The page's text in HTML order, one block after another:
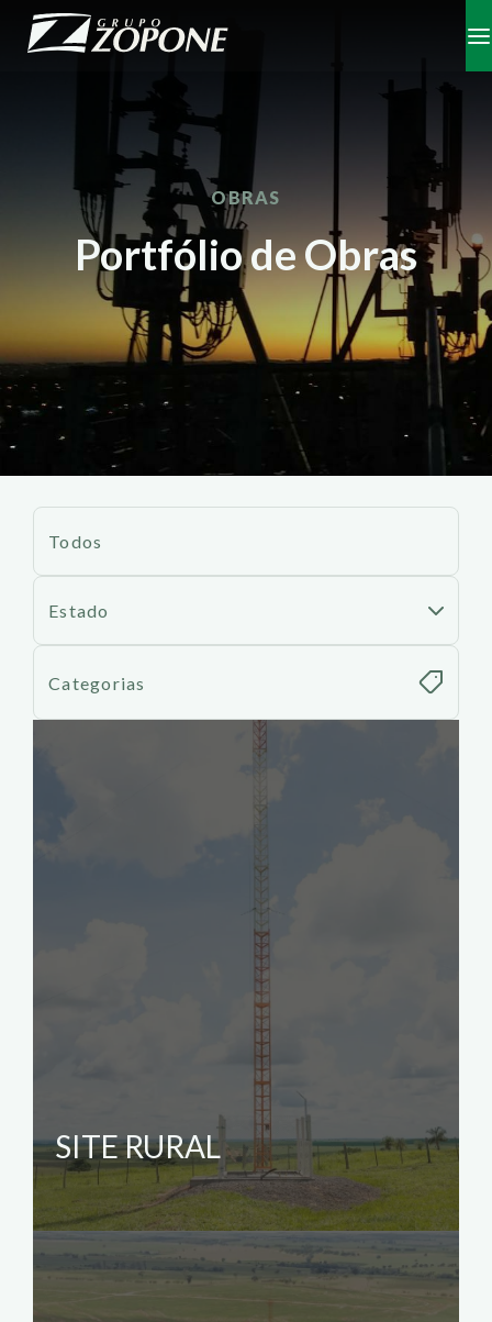
OBRAS
Portfólio de Obras
Todos
Estado
Categorias
SITE RURAL